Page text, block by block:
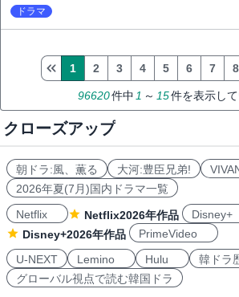
ドラマ
96620件中 1 ～ 15件を表示して
1 2 3 4 5 6 7 8
クローズアップ
朝ドラ:風、薫る 大河:豊臣兄弟!
2026年夏(7月)国内ドラマ一覧
Netflix
Netflix2026年作品
Disney+
Disney+2026年作品
PrimeVideo
U-NEXT
Lemino Hulu
韓ドラ
グローバル視点で読む韓国ドラ